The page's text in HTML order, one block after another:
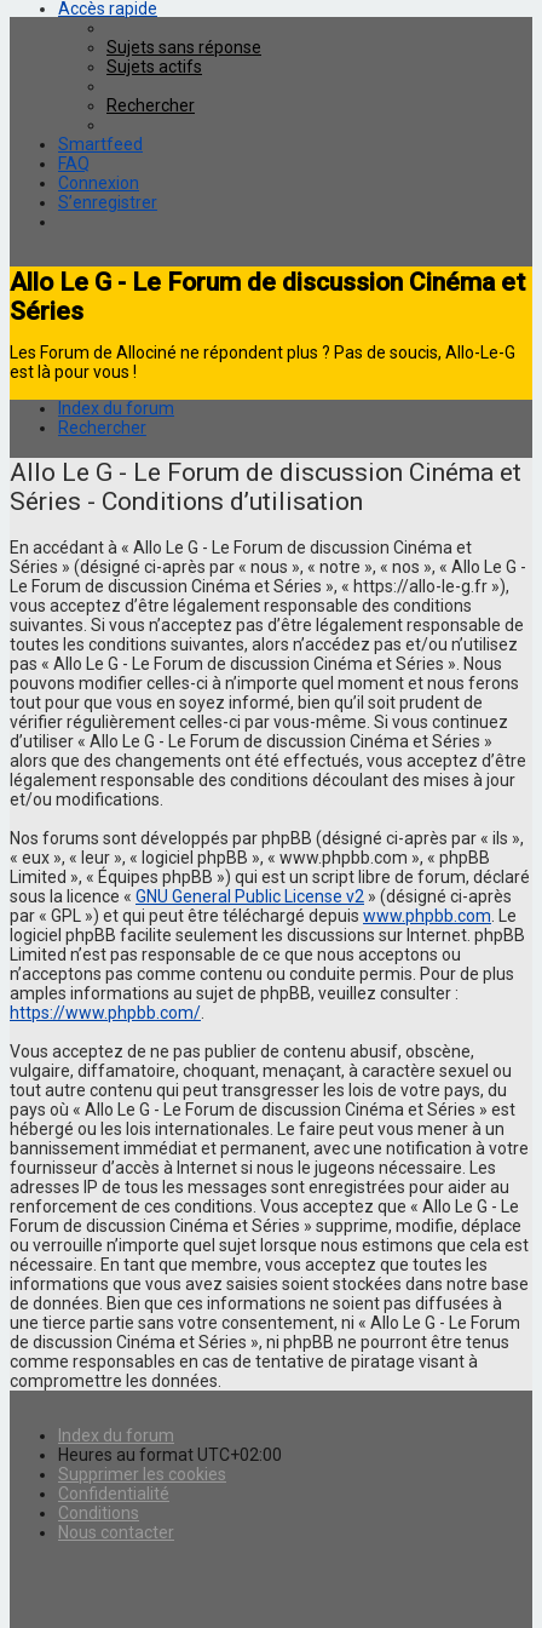
Accès rapide
Sujets sans réponse
Sujets actifs
Rechercher
Smartfeed
FAQ
Connexion
S’enregistrer
Allo Le G - Le Forum de discussion Cinéma et
Séries
Les Forum de Allociné ne répondent plus ? Pas de soucis, Allo-Le-G
est là pour vous !
Index du forum
Rechercher
Allo Le G - Le Forum de discussion Cinéma et
Séries - Conditions d’utilisation
En accédant à « Allo Le G - Le Forum de discussion Cinéma et
Séries » (désigné ci-après par « nous », « notre », « nos », « Allo Le G -
Le Forum de discussion Cinéma et Séries », « https://allo-le-g.fr »),
vous acceptez d’être légalement responsable des conditions
suivantes. Si vous n’acceptez pas d’être légalement responsable de
toutes les conditions suivantes, alors n’accédez pas et/ou n’utilisez
pas « Allo Le G - Le Forum de discussion Cinéma et Séries ». Nous
pouvons modifier celles-ci à n’importe quel moment et nous ferons
tout pour que vous en soyez informé, bien qu’il soit prudent de
vérifier régulièrement celles-ci par vous-même. Si vous continuez
d’utiliser « Allo Le G - Le Forum de discussion Cinéma et Séries »
alors que des changements ont été effectués, vous acceptez d’être
légalement responsable des conditions découlant des mises à jour
et/ou modifications.
Nos forums sont développés par phpBB (désigné ci-après par « ils »,
« eux », « leur », « logiciel phpBB », « www.phpbb.com », « phpBB
Limited », « Équipes phpBB ») qui est un script libre de forum, déclaré
sous la licence « GNU General Public License v2 » (désigné ci-après
par « GPL ») et qui peut être téléchargé depuis www.phpbb.com . Le
logiciel phpBB facilite seulement les discussions sur Internet. phpBB
Limited n’est pas responsable de ce que nous acceptons ou
n’acceptons pas comme contenu ou conduite permis. Pour de plus
amples informations au sujet de phpBB, veuillez consulter :
https://www.phpbb.com/
Vous acceptez de ne pas publier de contenu abusif, obscène,
vulgaire, diffamatoire, choquant, menaçant, à caractère sexuel ou
tout autre contenu qui peut transgresser les lois de votre pays, du
pays où « Allo Le G - Le Forum de discussion Cinéma et Séries » est
hébergé ou les lois internationales. Le faire peut vous mener à un
bannissement immédiat et permanent, avec une notification à votre
fournisseur d’accès à Internet si nous le jugeons nécessaire. Les
adresses IP de tous les messages sont enregistrées pour aider au
renforcement de ces conditions. Vous acceptez que « Allo Le G - Le
Forum de discussion Cinéma et Séries » supprime, modifie, déplace
ou verrouille n’importe quel sujet lorsque nous estimons que cela est
nécessaire. En tant que membre, vous acceptez que toutes les
informations que vous avez saisies soient stockées dans notre base
de données. Bien que ces informations ne soient pas diffusées à
une tierce partie sans votre consentement, ni « Allo Le G - Le Forum
de discussion Cinéma et Séries », ni phpBB ne pourront être tenus
comme responsables en cas de tentative de piratage visant à
compromettre les données.
Index du forum
Heures au format UTC+02:00
Supprimer les cookies
Confidentialité
Conditions
Nous contacter